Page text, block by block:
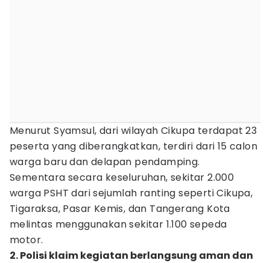
Menurut Syamsul, dari wilayah Cikupa terdapat 23
peserta yang diberangkatkan, terdiri dari 15 calon
warga baru dan delapan pendamping.
Sementara secara keseluruhan, sekitar 2.000
warga PSHT dari sejumlah ranting seperti Cikupa,
Tigaraksa, Pasar Kemis, dan Tangerang Kota
melintas menggunakan sekitar 1.100 sepeda
motor.
2. Polisi klaim kegiatan berlangsung aman dan